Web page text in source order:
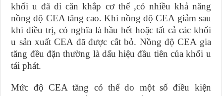
khối u đã di căn khắp cơ thể ,có nhiều khả năng
nồng độ CEA tăng cao. Khi nồng độ CEA giảm sau
khi điều trị, có nghĩa là hầu hết hoặc tất cả các khối
u sản xuất CEA đã được cắt bỏ. Nồng độ CEA gia
tăng đều đặn thường là dấu hiệu đầu tiên của khối u
tái phát.
Mức độ CEA tăng có thể do một số điều kiện